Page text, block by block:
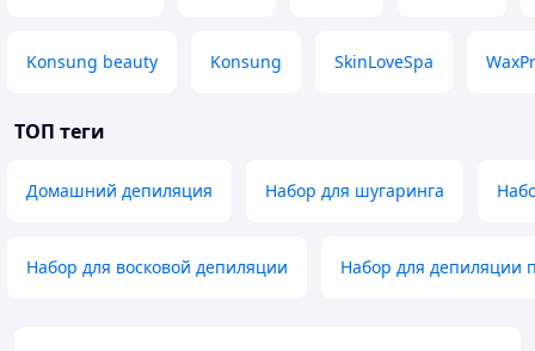
Konsung beauty Konsung SkinLoveSpa
ТОП теги
Домашний депиляция Набор для шугаринга
Набор для восковой депиляции Набор для депиляции